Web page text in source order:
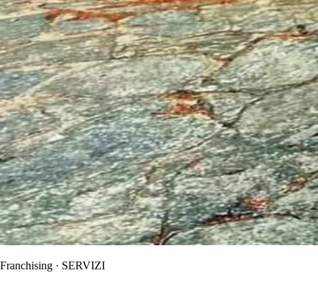
Franchising · SERVIZI